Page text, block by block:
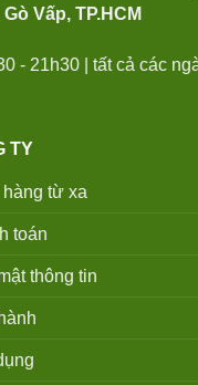
Vấp, TP.HCM
- 21h30 | tất cả các
TY
từ xa
toán
thông tin